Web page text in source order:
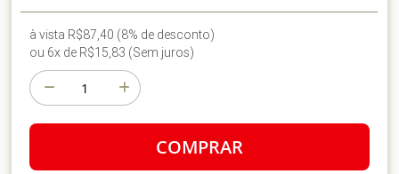
à vista R$87,40 (8% de desconto)
ou 6x de R$15,83 (Sem juros)
COMPRAR